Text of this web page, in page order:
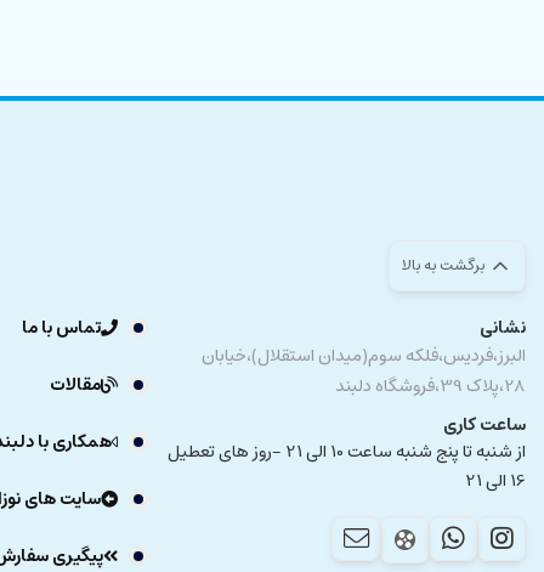
برگشت به بالا
نشانی
البرز،فردیس،فلکه سوم(میدان استقلال)،خیابان
28،پلاک 39،فروشگاه دلبند
ساعت کاری
از شنبه تا پنج شنبه ساعت 10 الی 21 -روز های تعطیل
16 الی 21
تماس با ما
مقالات
همکاری با
سایت های
پیگیری